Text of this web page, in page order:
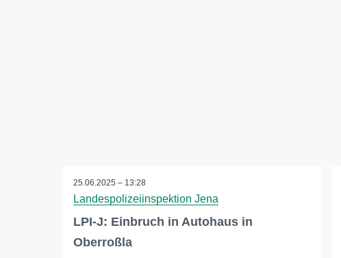
25.06.2025 – 13:28
Landespolizeiinspektion Jena
LPI-J: Einbruch in Autohaus in
Oberroßla